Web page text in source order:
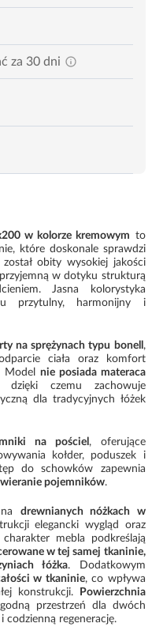
za 30 dni
w kolorze kremowym to
które doskonale sprawdzi
obity wysokiej jakości
w dotyku strukturą
Jasna kolorystyka
przytulny, harmonijny i
na sprężynach typu bonell ,
ciała oraz komfort
Model nie posiada materaca
dzięki czemu zachowuje
dla tradycyjnych łóżek
na pościel , oferujące
kołder, poduszek i
do schowków zapewnia
pojemników.
drewnianych nóżkach w
elegancki wygląd oraz
mebla podkreślają
w tej samej tkaninie,
łóżka. Dodatkowym
w tkaninie, co wpływa
konstrukcji.
Powierzchnia
przestrzeń dla dwóch
regenerację.